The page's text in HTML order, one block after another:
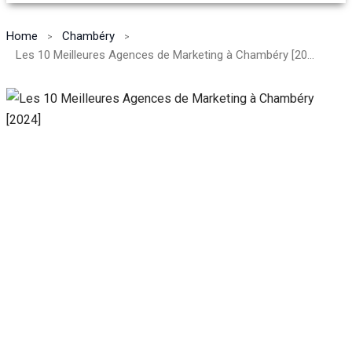
Home
Chambéry
Les 10 Meilleures Agences de Marketing à Chambéry [2024]